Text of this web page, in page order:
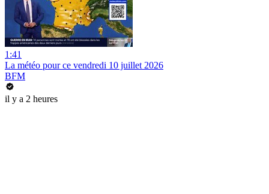
1:41
La météo pour ce vendredi 10 juillet 2026
BFM
il y a 2 heures